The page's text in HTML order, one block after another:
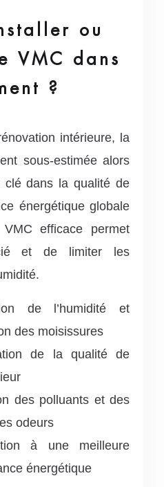
ou
VMC dans
?
intérieure, la
sous-estimée alors
clé dans la qualité de
énergétique globale
efficace permet
et de limiter les
de l’humidité et
des moisissures
de la qualité de
des polluants et des
odeurs
à une meilleure
énergétique